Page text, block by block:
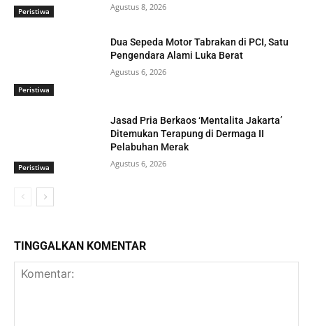
Peristiwa Agustus 8, 2026
Peristiwa
Dua Sepeda Motor Tabrakan di PCI, Satu
Pengendara Alami Luka Berat
Agustus 6, 2026
Peristiwa
Jasad Pria Berkaos ‘Mentalita Jakarta’
Ditemukan Terapung di Dermaga II
Pelabuhan Merak
Agustus 6, 2026
TINGGALKAN KOMENTAR